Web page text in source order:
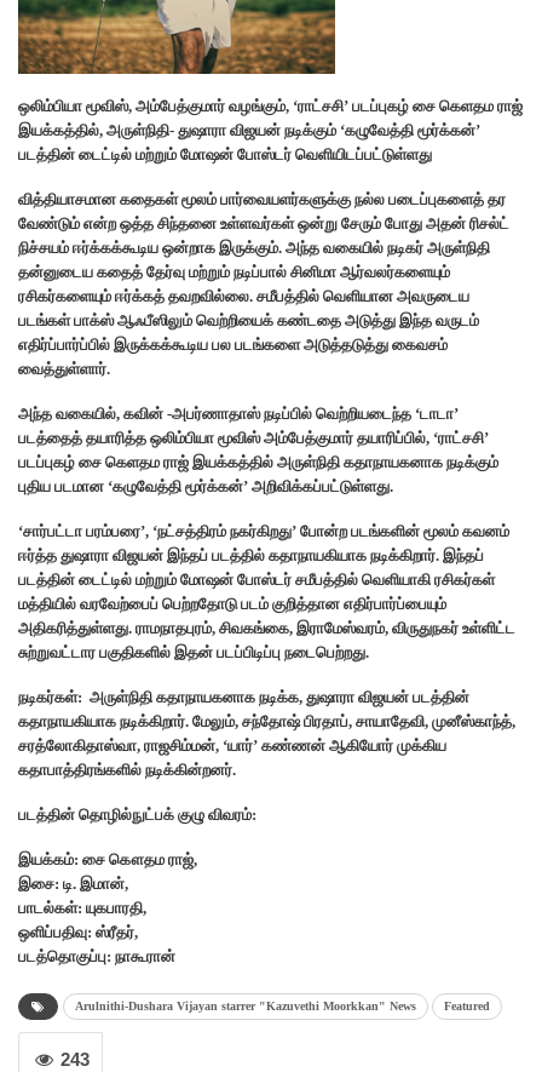
ஒலிம்பியா மூவிஸ், அம்பேத்குமார் வழங்கும், ‘ராட்சசி’ படப்புகழ் சை கெளதம ராஜ்
இயக்கத்தில், அருள்நிதி- துஷாரா விஜயன் நடிக்கும் ‘கழுவேத்தி மூர்க்கன்’
படத்தின் டைட்டில் மற்றும் மோஷன் போஸ்டர் வெளியிடப்பட்டுள்ளது
வித்தியாசமான கதைகள் மூலம் பார்வையளர்களுக்கு நல்ல படைப்புகளைத் தர
வேண்டும் என்ற ஒத்த சிந்தனை உள்ளவர்கள் ஒன்று சேரும் போது அதன் ரிசல்ட்
நிச்சயம் ஈர்க்கக்கூடிய ஒன்றாக இருக்கும். அந்த வகையில் நடிகர் அருள்நிதி
தன்னுடைய கதைத் தேர்வு மற்றும் நடிப்பால் சினிமா ஆர்வலர்களையும்
ரசிகர்களையும் ஈர்க்கத் தவறவில்லை. சமீபத்தில் வெளியான அவருடைய
படங்கள் பாக்ஸ் ஆஃபீஸிலும் வெற்றியைக் கண்டதை அடுத்து இந்த வருடம்
எதிர்ப்பார்ப்பில் இருக்கக்கூடிய பல படங்களை அடுத்தடுத்து கைவசம்
வைத்துள்ளார்.
அந்த வகையில், கவின் -அபர்ணாதாஸ் நடிப்பில் வெற்றியடைந்த ‘டாடா’
படத்தைத் தயாரித்த ஒலிம்பியா மூவிஸ் அம்பேத்குமார் தயாரிப்பில், ‘ராட்சசி’
படப்புகழ் சை கெளதம ராஜ் இயக்கத்தில் அருள்நிதி கதாநாயகனாக நடிக்கும்
புதிய படமான ‘கழுவேத்தி மூர்க்கன்’ அறிவிக்கப்பட்டுள்ளது.
‘சார்பட்டா பரம்பரை’, ‘நட்சத்திரம் நகர்கிறது’ போன்ற படங்களின் மூலம் கவனம்
ஈர்த்த துஷாரா விஜயன் இந்தப் படத்தில் கதாநாயகியாக நடிக்கிறார். இந்தப்
படத்தின் டைட்டில் மற்றும் மோஷன் போஸ்டர் சமீபத்தில் வெளியாகி ரசிகர்கள்
மத்தியில் வரவேற்பைப் பெற்றதோடு படம் குறித்தான எதிர்பார்ப்பையும்
அதிகரித்துள்ளது. ராமநாதபுரம், சிவகங்கை, இராமேஸ்வரம், விருதுநகர் உள்ளிட்ட
சுற்றுவட்டார பகுதிகளில் இதன் படப்பிடிப்பு நடைபெற்றது.
நடிகர்கள்: அருள்நிதி கதாநாயகனாக நடிக்க, துஷாரா விஜயன் படத்தின்
கதாநாயகியாக நடிக்கிறார். மேலும், சந்தோஷ் பிரதாப், சாயாதேவி, முனீஸ்காந்த்,
சரத்லோகிதாஸ்வா, ராஜசிம்மன், ‘யார்’ கண்ணன் ஆகியோர் முக்கிய
கதாபாத்திரங்களில் நடிக்கின்றனர்.
படத்தின் தொழில்நுட்பக் குழு விவரம்:
இயக்கம்: சை கௌதம ராஜ்,
இசை: டி. இமான்,
பாடல்கள்: யுகபாரதி,
ஒளிப்பதிவு: ஸ்ரீதர்,
படத்தொகுப்பு: நாகூரான்
Arulnithi-Dushara Vijayan starrer "Kazuvethi Moorkkan" News Featured
243